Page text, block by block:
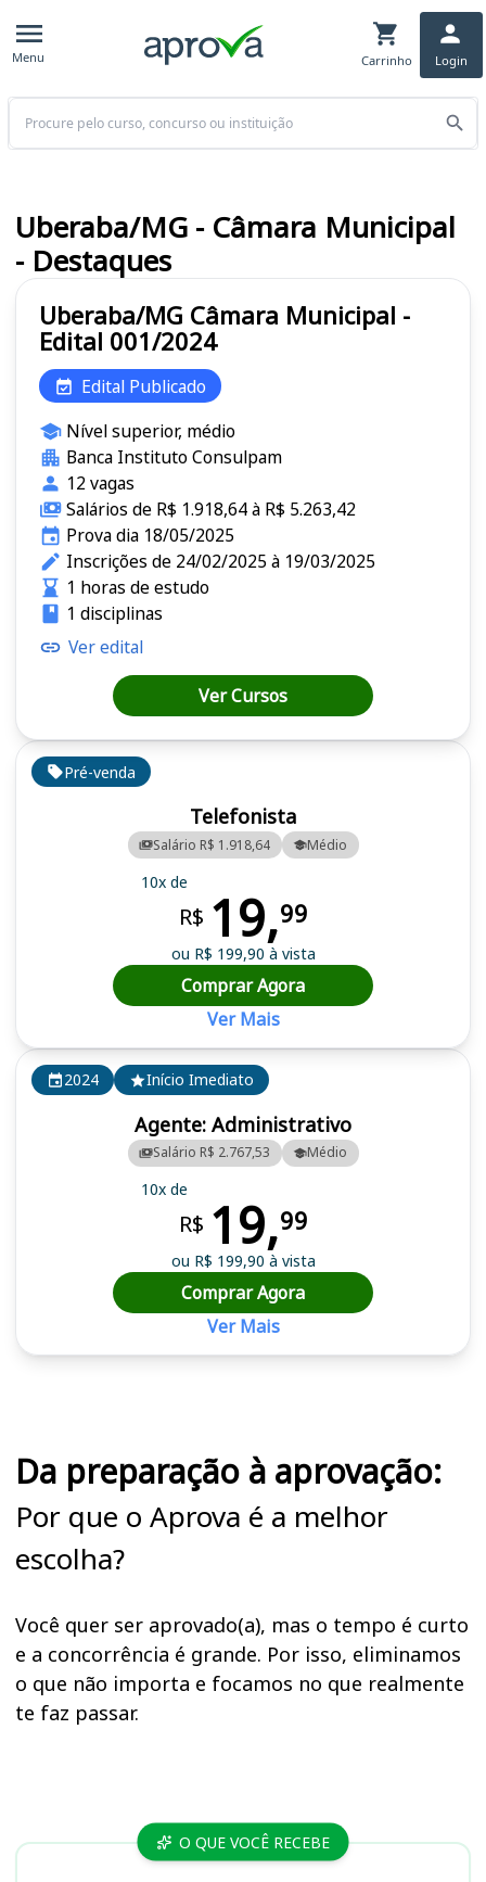
Menu Carrinho Login
Buscar
2024 Início Imediato
Agente: Administrativo
Salário R$ 2.767,53 Médio
10x de
R$ 19,99
ou R$ 199,90 à vista
Comprar Agora
Ver Mais
Pré-venda
Telefonista
Salário R$ 1.918,64 Médio
10x de
R$ 19,99
ou R$ 199,90 à vista
Comprar Agora
Ver Mais
Uberaba/MG Câmara Municipal -
Edital 001/2024
Edital Publicado
Nível superior, médio
Banca Instituto Consulpam
12 vagas
Salários de R$ 1.918,64 à R$ 5.263,42
Prova dia 18/05/2025
Inscrições de 24/02/2025 à 19/03/2025
1 horas de estudo
1 disciplinas
Ver edital
Ver Cursos
Uberaba/MG - Câmara Municipal
- Destaques
Da preparação à aprovação:
Por que o Aprova é a melhor
escolha?
Você quer ser aprovado(a), mas o tempo é curto
e a concorrência é grande. Por isso, eliminamos
o que não importa e focamos no que realmente
te faz passar.
Cursos O QUE VOCÊ RECEBE